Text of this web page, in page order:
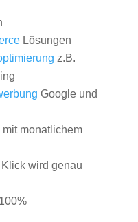
Lösungen
z.B.
Google und
monatlichem
wird genau